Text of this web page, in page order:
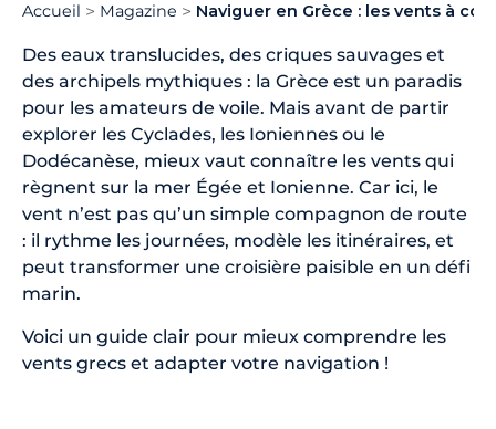
Accueil Magazine Naviguer en Grèce : les vents à
Des eaux translucides, des criques sauvages et
des archipels mythiques : la Grèce est un paradis
pour les amateurs de voile. Mais avant de partir
explorer les Cyclades, les Ioniennes ou le
Dodécanèse, mieux vaut connaître les vents qui
règnent sur la mer Égée et Ionienne. Car ici, le
vent n’est pas qu’un simple compagnon de route
: il rythme les journées, modèle les itinéraires, et
peut transformer une croisière paisible en un défi
marin.
Voici un guide clair pour mieux comprendre les
vents grecs et adapter votre navigation !